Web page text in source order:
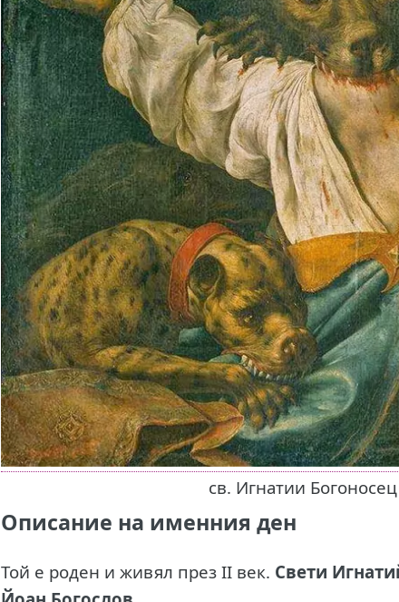
св. Игнатии
Описание на именния ден
Той е роден и живял през ІІ век. Свети